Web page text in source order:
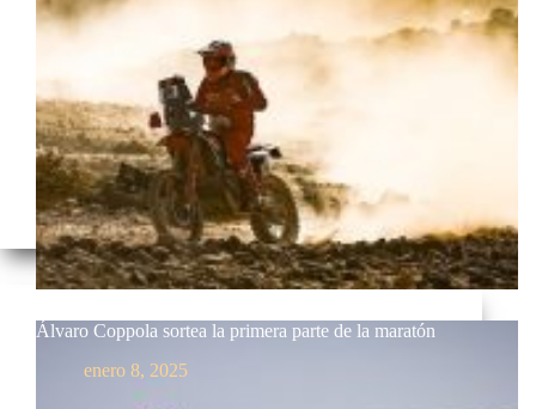
Álvaro Coppola sortea la primera parte de la maratón
enero 8, 2025